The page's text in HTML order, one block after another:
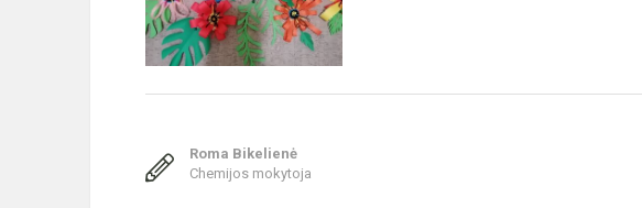
Roma Bikelienė
Chemijos mokytoja